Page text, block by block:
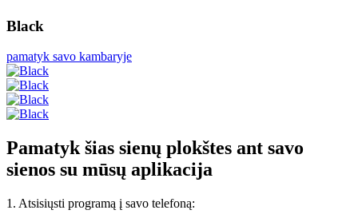
Black
pamatyk savo kambaryje
Pamatyk šias sienų plokštes ant savo
sienos su mūsų aplikacija
1. Atsisiųsti programą į savo telefoną: